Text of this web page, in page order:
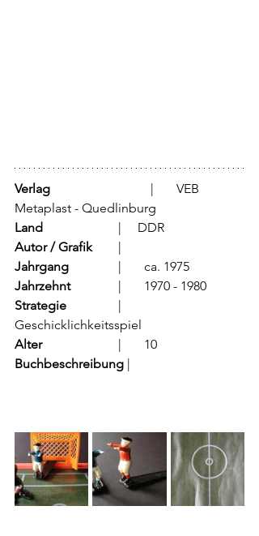
Verlag
Metaplast - Quedlinburg
Land
			  |     DDR
Autor / Grafik
Jahrgang
		  |	ca. 1975
Jahrzehnt
		  |	1970 - 1980
Strategie
Geschicklichkeitsspiel
Alter
			  |	10
Buchbeschreibung